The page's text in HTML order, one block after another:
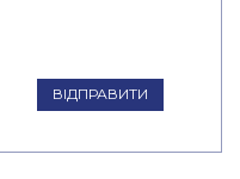
ВІДПРАВИТИ